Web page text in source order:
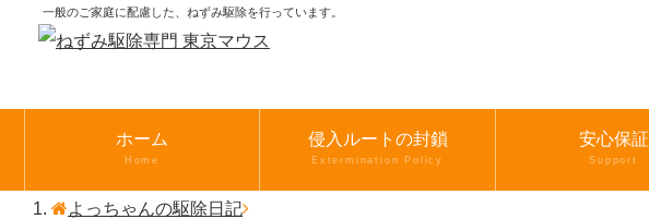
一般のご家庭に配慮した、ねずみ駆除を行っています。
ホーム
Home
侵入ルートの封鎖
Extermination Policy
安心保証
Support
よっちゃんの駆除日記